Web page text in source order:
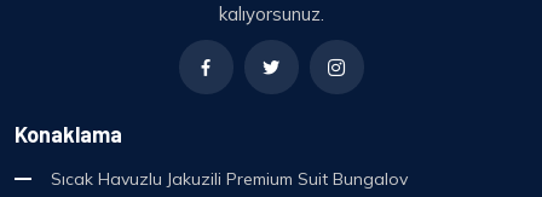
kalıyorsunuz.
Konaklama
Sıcak Havuzlu Jakuzili Premium Suit Bungalov